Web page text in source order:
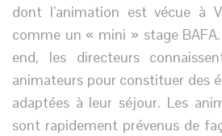
dont l’animation est vécue à
comme un « mini » stage BAFA.
end, les directeurs
animateurs pour constituer des
adaptées à leur séjour. Les
sont rapidement prévenus de